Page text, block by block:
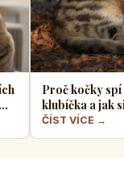
Proč kočky spí
klubíčka a jak
tělesné teplo a
ČÍST VÍCE →